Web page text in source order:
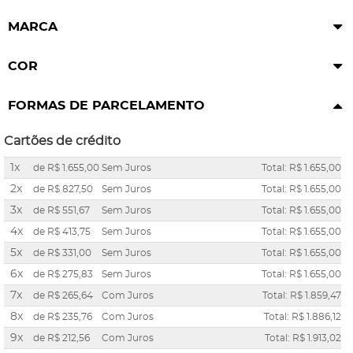
MARCA
COR
FORMAS DE PARCELAMENTO
Cartões de crédito
1x de R$ 1.655,00 Sem Juros Total: R$ 1.655,00
2x de R$ 827,50 Sem Juros Total: R$ 1.655,00
3x de R$ 551,67 Sem Juros Total: R$ 1.655,00
4x de R$ 413,75 Sem Juros Total: R$ 1.655,00
5x de R$ 331,00 Sem Juros Total: R$ 1.655,00
6x de R$ 275,83 Sem Juros Total: R$ 1.655,00
7x de R$ 265,64 Com Juros Total: R$ 1.859,47
8x de R$ 235,76 Com Juros Total: R$ 1.886,12
9x de R$ 212,56 Com Juros Total: R$ 1.913,02